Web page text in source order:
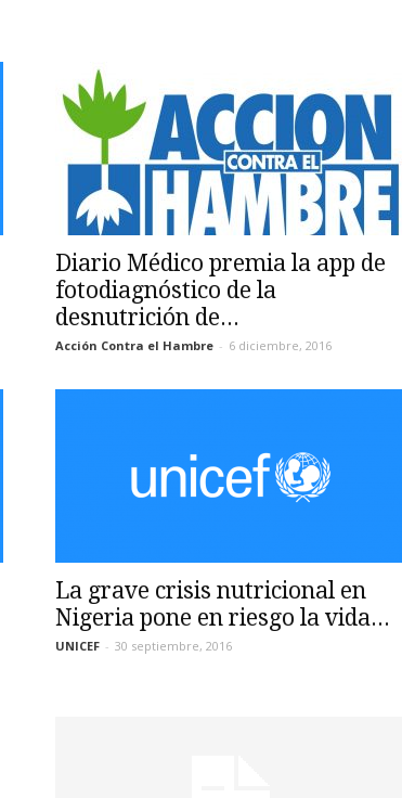
Diario Médico premia la app de
fotodiagnóstico de la
desnutrición de...
Acción Contra el Hambre - 6 diciembre, 2016
La grave crisis nutricional en
Nigeria pone en riesgo la vida...
UNICEF - 30 septiembre, 2016